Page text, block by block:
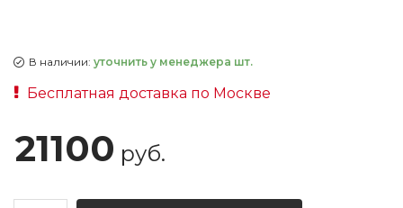
В наличии: уточнить у менеджера шт.
Бесплатная доставка по Москве
21100 руб.